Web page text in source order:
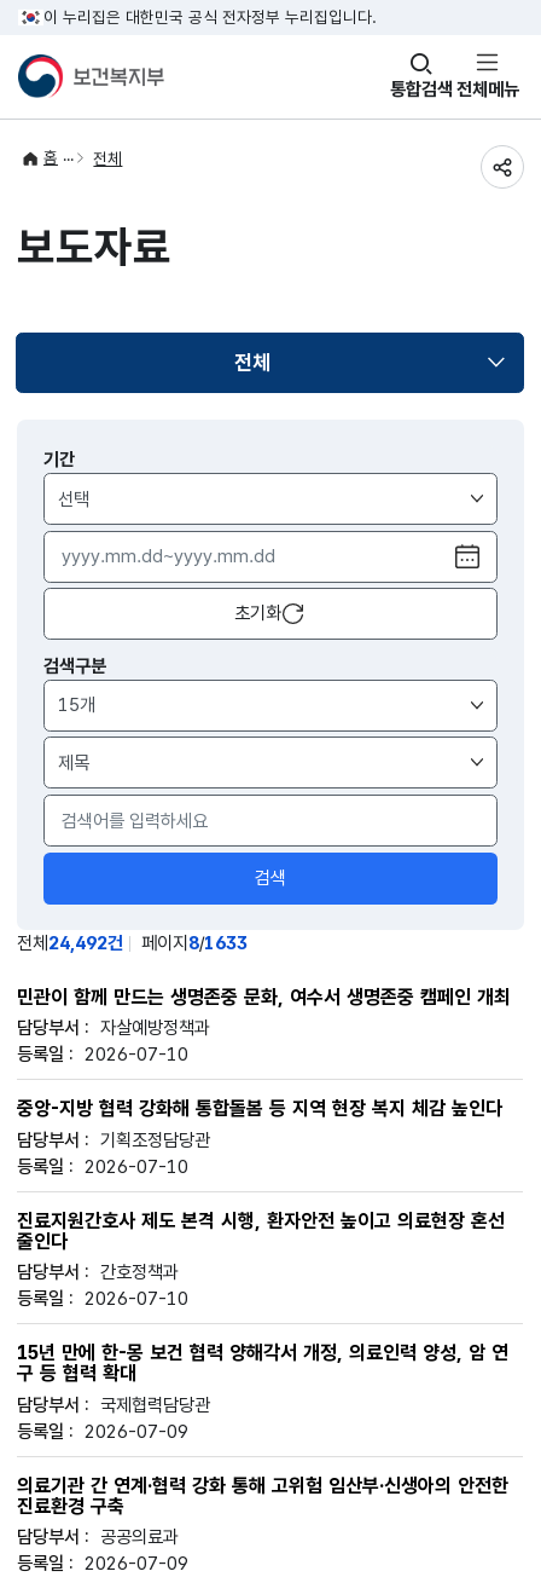
이 누리집은 대한민국 공식 전자정부 누리집입니다.
통합검색
창
열기 전체메뉴
홈 전체
보도자료
전체선택됨
보도자료
검색
기간
달력
열기
초기화
검색구분
검색
전체 24,492건 페이지 8/1633
민관이 함께 만드는 생명존중 문화, 여수서 생명존중 캠페인 개최
자살예방정책과
2026-07-10
중앙-지방 협력 강화해 통합돌봄 등 지역 현장 복지 체감 높인다
기획조정담당관
2026-07-10
진료지원간호사 제도 본격 시행, 환자안전 높이고 의료현장 혼선
줄인다
간호정책과
2026-07-10
15년 만에 한-몽 보건 협력 양해각서 개정, 의료인력 양성, 암 연
구 등 협력 확대
국제협력담당관
2026-07-09
의료기관 간 연계·협력 강화 통해 고위험 임산부·신생아의 안전한
진료환경 구축
공공의료과
2026-07-09